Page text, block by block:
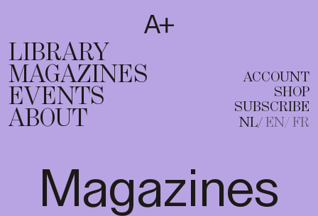
T
EN FR
LIBRARY
MAGAZINES
EVENTS
ABOUT
ACCOUNT
SHOP
SUBSCRIBE
NL EN FR
Magazines